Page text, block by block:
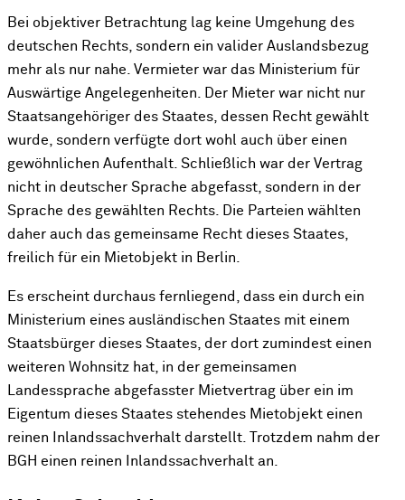
Bei objektiver Betrachtung lag keine Umgehung des
deutschen Rechts, sondern ein valider Auslandsbezug
mehr als nur nahe. Vermieter war das Ministerium für
Auswärtige Angelegenheiten. Der Mieter war nicht nur
Staatsangehöriger des Staates, dessen Recht gewählt
wurde, sondern verfügte dort wohl auch über einen
gewöhnlichen Aufenthalt. Schließlich war der Vertrag
nicht in deutscher Sprache abgefasst, sondern in der
Sprache des gewählten Rechts. Die Parteien wählten
daher auch das gemeinsame Recht dieses Staates,
freilich für ein Mietobjekt in Berlin.
Es erscheint durchaus fernliegend, dass ein durch ein
Ministerium eines ausländischen Staates mit einem
Staatsbürger dieses Staates, der dort zumindest einen
weiteren Wohnsitz hat, in der gemeinsamen
Landessprache abgefasster Mietvertrag über ein im
Eigentum dieses Staates stehendes Mietobjekt einen
reinen Inlandssachverhalt darstellt. Trotzdem nahm der
BGH einen reinen Inlandssachverhalt an.